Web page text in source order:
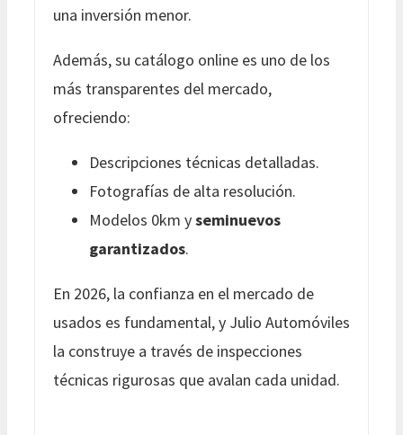
una inversión menor.
Además, su catálogo online es uno de los
más transparentes del mercado,
ofreciendo:
Descripciones técnicas detalladas.
Fotografías de alta resolución.
Modelos 0km yseminuevos
garantizados.
En 2026, la confianza en el mercado de
usados es fundamental, y Julio Automóviles
la construye a través de inspecciones
técnicas rigurosas que avalan cada unidad.